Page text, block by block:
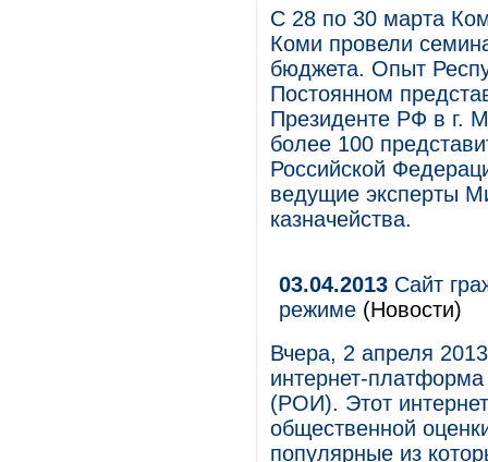
С 28 по 30 марта
Коми провели
бюджета. Опыт
Постоянном
Президенте РФ в г.
более 100
Российской
ведущие эксперты
казначейства.
03.04.2013 Сайт
режиме (Новости)
Вчера, 2 апреля
интернет-
(РОИ). Этот
общественной
популярные из